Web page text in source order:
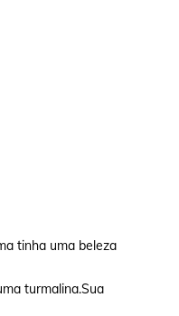
tinha uma beleza
turmalina.Sua